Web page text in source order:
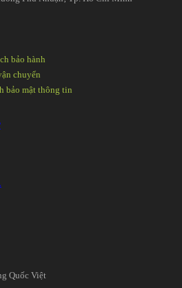
bảo hành
chuyển
bảo mật thông tin
Quốc Việt